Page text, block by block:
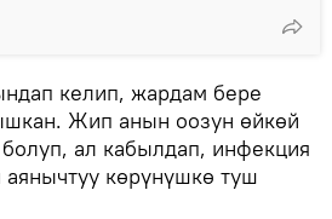
келип, жардам бере
Жип анын оозун өйкөй
ал кабылдап, инфекция
көрүнүшкө туш